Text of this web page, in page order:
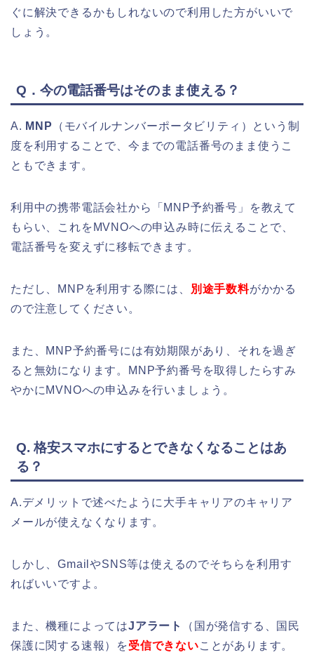
ぐに解決できるかもしれないので利用した方がいいで
しょう。
Q．今の電話番号はそのまま使える？
A. MNP
（モバイルナンバーポータビリティ）という制
度を利用することで、今までの電話番号のまま使うこ
ともできます。
利用中の携帯電話会社から「MNP予約番号」を教えて
もらい、これをMVNOへの申込み時に伝えることで、
電話番号を変えずに移転できます。
ただし、MNPを利用する際には、 別途手数料がかかる
ので注意してください。
また、MNP予約番号には有効期限があり、それを過ぎ
ると無効になります。MNP予約番号を取得したらすみ
やかにMVNOへの申込みを行いましょう。
Q. 格安スマホにするとできなくなることはあ
る？
A.デメリットで述べたように大手キャリアのキャリア
メールが使えなくなります。
しかし、GmailやSNS等は使えるのでそちらを利用す
ればいいですよ。
また、機種によってはJアラート
（国が発信する、国民
保護に関する速報）を受信できないことがあります。